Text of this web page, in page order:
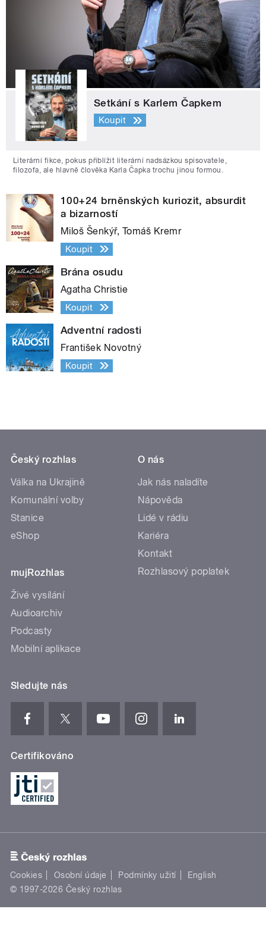
Setkání s Karlem Čapkem
Koupit
Literární fikce, pokus přiblížit literární nadsázkou spisovatele,
filozofa, ale hlavně člověka Karla Čapka trochu jinou formou.
100+24 brněnských kuriozit, absurdit
a bizarností
Miloš Šenkýř, Tomáš Kremr
Koupit
Brána osudu
Agatha Christie
Koupit
Adventní radosti
František Novotný
Koupit
Český rozhlas
Válka na Ukrajině
Komunální volby
Stanice
eShop
mujRozhlas
Živé vysílání
Audioarchiv
Podcasty
Mobilní aplikace
O nás
Jak nás naladíte
Nápověda
Lidé v rádiu
Kariéra
Kontakt
Rozhlasový poplatek
Sledujte nás
Certifikováno
Cookies Osobní údaje Podmínky užití
English
© 1997-2026 Český rozhlas